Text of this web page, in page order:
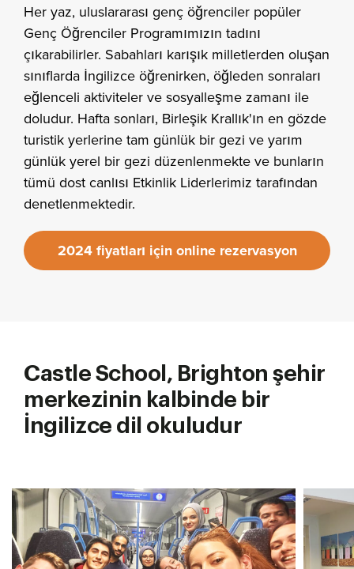
Her yaz, uluslararası genç öğrenciler popüler
Genç Öğrenciler Programımızın tadını
çıkarabilirler. Sabahları karışık milletlerden oluşan
sınıflarda İngilizce öğrenirken, öğleden sonraları
eğlenceli aktiviteler ve sosyalleşme zamanı ile
doludur. Hafta sonları, Birleşik Krallık'ın en gözde
turistik yerlerine tam günlük bir gezi ve yarım
günlük yerel bir gezi düzenlenmekte ve bunların
tümü dost canlısı Etkinlik Liderlerimiz tarafından
denetlenmektedir.
2024 fiyatları için online rezervasyon
Castle School, Brighton şehir
merkezinin kalbinde bir
İngilizce dil okuludur